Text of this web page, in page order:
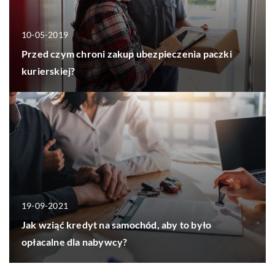
10-05-2019
Przed czym chroni zakup ubezpieczenia paczki
kurierskiej?
19-09-2021
Jak wziąć kredyt na samochód, aby to było
opłacalne dla nabywcy?